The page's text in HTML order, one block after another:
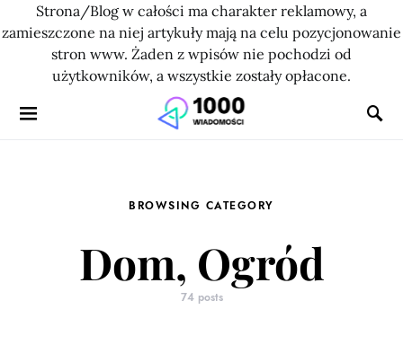
Strona/Blog w całości ma charakter reklamowy, a
zamieszczone na niej artykuły mają na celu pozycjonowanie
stron www. Żaden z wpisów nie pochodzi od
użytkowników, a wszystkie zostały opłacone.
BROWSING CATEGORY
Dom, Ogród
74 posts